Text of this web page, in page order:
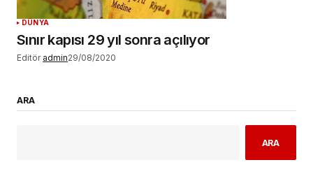
DÜNYA
Sınır kapısı 29 yıl sonra açılıyor
Editör admin29/08/2020
ARA
ARA